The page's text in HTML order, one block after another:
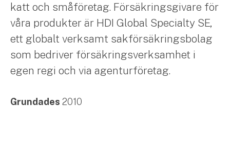
katt och småföretag. Försäkringsgivare för
våra produkter är HDI Global Specialty SE,
ett globalt verksamt sakförsäkringsbolag
som bedriver försäkringsverksamhet i
egen regi och via agenturföretag.
Grundades 2010